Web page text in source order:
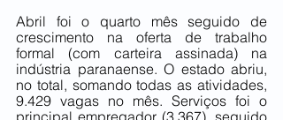
Abril foi o quarto mês seguido de
crescimento na oferta de trabalho
formal (com carteira assinada) na
indústria paranaense. O estado abriu,
no total, somando todas as atividades,
9.429 vagas no mês. Serviços foi o